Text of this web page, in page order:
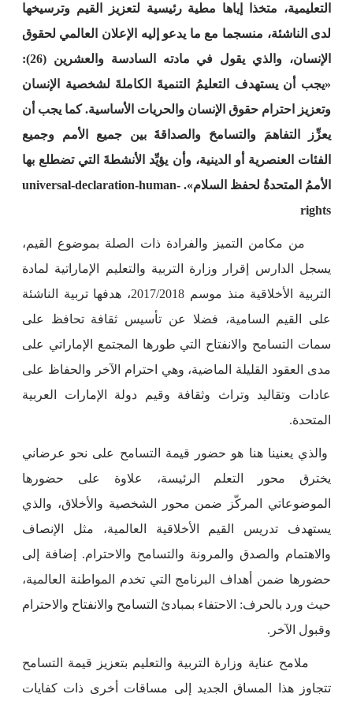
التعليمية، متخذا إياها مطية رئيسية لتعزيز القيم وترسيخها
لدى الناشئة، منسجما مع ما يدعو إليه الإعلان العالمي لحقوق
الإنسان، والذي يقول في مادته السادسة والعشرين (26):
«يجب أن يستهدف التعليمُ التنميةَ الكاملةَ لشخصية الإنسان
وتعزيز احترام حقوق الإنسان والحريات الأساسية. كما يجب أن
يعزِّز التفاهمَ والتسامحَ والصداقةَ بين جميع الأمم وجميع
الفئات العنصرية أو الدينية، وأن يؤيِّد الأنشطةَ التي تضطلع بها
الأممُ المتحدةُ لحفظ السلام». universal-declaration-human-
rights
من مكامن التميز والفرادة ذات الصلة بموضوع القيم،
يسجل الدارس إقرار وزارة التربية والتعليم الإماراتية لمادة
التربية الأخلاقية منذ موسم 2017/2018، هدفها تربية الناشئة
على القيم السامية، فضلا عن تأسيس ثقافة تحافظ على
سمات التسامح والانفتاح التي طورها المجتمع الإماراتي على
مدى العقود القليلة الماضية، وهي احترام الآخر والحفاظ على
عادات وتقاليد وتراث وثقافة وقيم دولة الإمارات العربية
المتحدة.
والذي يعنينا هنا هو حضور قيمة التسامح على نحو عرضاني
يخترق محور التعلم الرئيسة، علاوة على حضورها
الموضوعاتي المركّز ضمن محور الشخصية والأخلاق، والذي
يستهدف تدريس القيم الأخلاقية العالمية، مثل الإنصاف
والاهتمام والصدق والمرونة والتسامح والاحترام. إضافة إلى
حضورها ضمن أهداف البرنامج التي تخدم المواطنة العالمية،
حيث ورد بالحرف: الاحتفاء بمبادئ التسامح والانفتاح والاحترام
وقبول الآخر.
ملامح عناية وزارة التربية والتعليم بتعزيز قيمة التسامح
تتجاوز هذا المساق الجديد إلى مساقات أخرى ذات كفايات